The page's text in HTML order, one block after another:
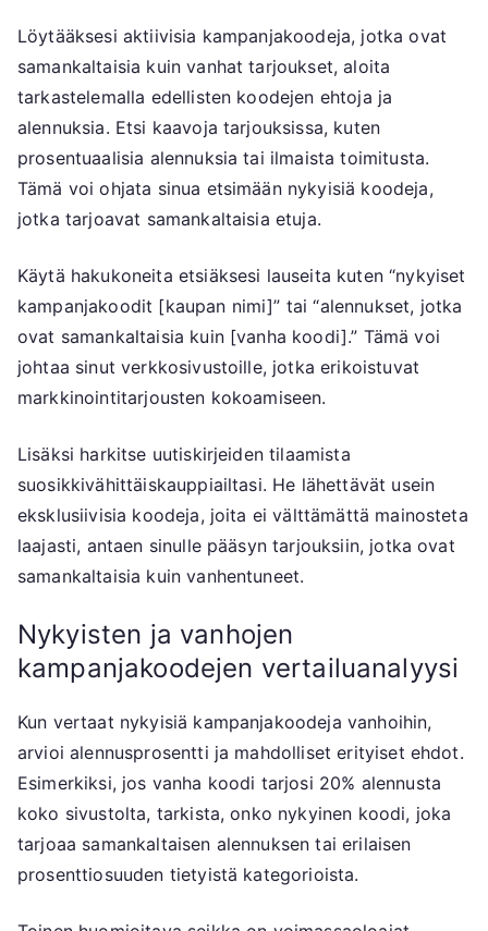
Löytääksesi aktiivisia kampanjakoodeja, jotka ovat
samankaltaisia kuin vanhat tarjoukset, aloita
tarkastelemalla edellisten koodejen ehtoja ja
alennuksia. Etsi kaavoja tarjouksissa, kuten
prosentuaalisia alennuksia tai ilmaista toimitusta.
Tämä voi ohjata sinua etsimään nykyisiä koodeja,
jotka tarjoavat samankaltaisia etuja.
Käytä hakukoneita etsiäksesi lauseita kuten “nykyiset
kampanjakoodit [kaupan nimi]” tai “alennukset, jotka
ovat samankaltaisia kuin [vanha koodi].” Tämä voi
johtaa sinut verkkosivustoille, jotka erikoistuvat
markkinointitarjousten kokoamiseen.
Lisäksi harkitse uutiskirjeiden tilaamista
suosikkivähittäiskauppiailtasi. He lähettävät usein
eksklusiivisia koodeja, joita ei välttämättä mainosteta
laajasti, antaen sinulle pääsyn tarjouksiin, jotka ovat
samankaltaisia kuin vanhentuneet.
Nykyisten ja vanhojen
kampanjakoodejen vertailuanalyysi
Kun vertaat nykyisiä kampanjakoodeja vanhoihin,
arvioi alennusprosentti ja mahdolliset erityiset ehdot.
Esimerkiksi, jos vanha koodi tarjosi 20% alennusta
koko sivustolta, tarkista, onko nykyinen koodi, joka
tarjoaa samankaltaisen alennuksen tai erilaisen
prosenttiosuuden tietyistä kategorioista.